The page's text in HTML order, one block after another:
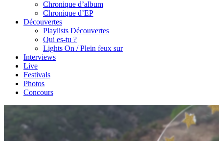
Chronique d’album
Chronique d’EP
Découvertes
Playlists Découvertes
Qui es-tu ?
Lights On / Plein feux sur
Interviews
Live
Festivals
Photos
Concours